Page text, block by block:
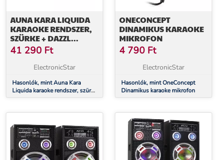
AUNA KARA LIQUIDA
KARAOKE RENDSZER,
SZÜRKE + DAZZL
KARAOKE MIKROFON
KÉSZLET, LED
MEGVILÁGÍTÁS
41 290 Ft
ElectronicStar
Hasonlók, mint Auna Kara
Liquida karaoke rendszer, szürke
+ Dazzl karaoke mikrofon
ONECONCEPT
DINAMIKUS KARAOKE
MIKROFON
4 790 Ft
ElectronicStar
Hasonlók, mint OneConcept
Dinamikus karaoke mikrofon